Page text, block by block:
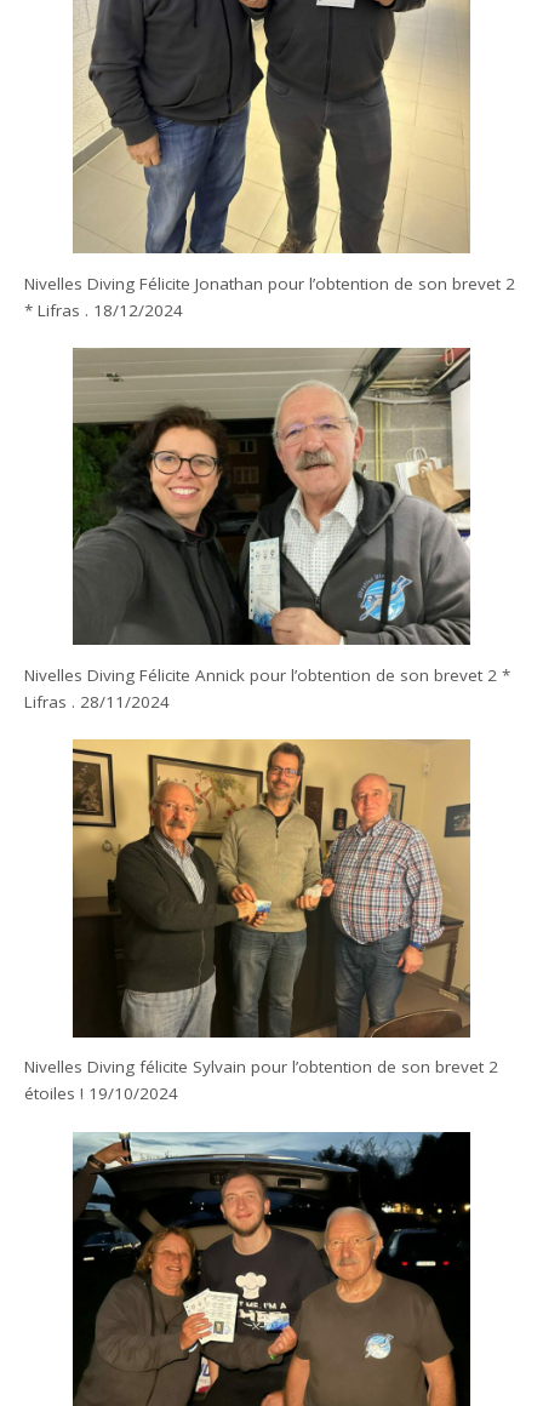
Nivelles Diving Félicite Jonathan pour l’obtention de son brevet 2
* Lifras . 18/12/2024
Nivelles Diving Félicite Annick pour l’obtention de son brevet 2 *
Lifras . 28/11/2024
Nivelles Diving félicite Sylvain pour l’obtention de son brevet 2
étoiles ! 19/10/2024